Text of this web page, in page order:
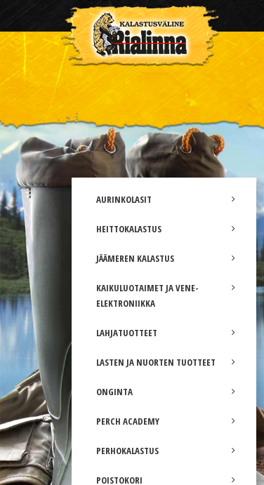
AURINKOLASIT
HEITTOKALASTUS
JÄÄMEREN KALASTUS
KAIKULUOTAIMET JA VENE-
ELEKTRONIIKKA
LAHJATUOTTEET
LASTEN JA NUORTEN TUOTTEET
ONGINTA
PERCH ACADEMY
PERHOKALASTUS
POISTOKORI